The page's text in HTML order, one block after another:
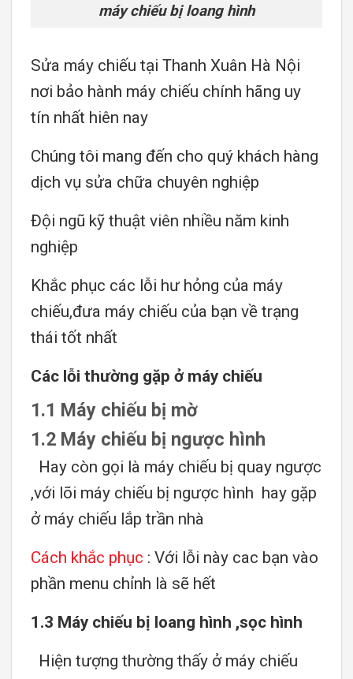
máy chiếu bị loang hình
Sửa máy chiếu tại Thanh Xuân Hà Nội
nơi bảo hành máy chiếu chính hãng uy
tín nhất hiên nay
Chúng tôi mang đến cho quý khách hàng
dịch vụ sửa chữa chuyên nghiệp
Đội ngũ kỹ thuật viên nhiều năm kinh
nghiệp
Khắc phục các lỗi hư hỏng của máy
chiếu,đưa máy chiếu của bạn về trạng
thái tốt nhất
Các lỗi thường gặp ở máy chiếu
1.1 Máy chiếu bị mờ
1.2 Máy chiếu bị ngược hình
Hay còn gọi là máy chiếu bị quay ngược
,với lõi máy chiếu bị ngược hình hay gặp
ở máy chiếu lắp trần nhà
Cách khắc phục : Với lỗi này cac bạn vào
phần menu chỉnh là sẽ hết
1.3 Máy chiếu bị loang hình ,sọc hình
Hiện tượng thường thấy ở máy chiếu